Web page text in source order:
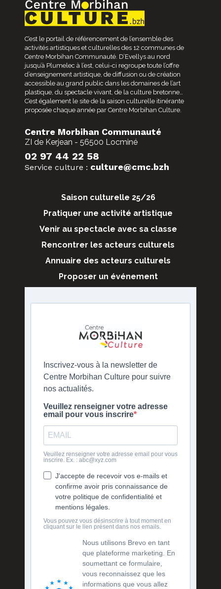
C’est le portail de référencement de l’ensemble des
activités artistiques et culturelles des 12 communes de
Centre Morbihan Communauté. D’Evellys au nord
jusqu’à Plumelec à l’est, celui-ci regroupe toute l’offre
d’enseignement artistique, de diffusion ou de création
accessible au grand public dans les domaines de l’art
plastique, du spectacle vivant, de la culture bretonne…
C’est également le site de la saison culturelle itinérante
proposée chaque année par Centre Morbihan Culture.
Centre Morbihan Communauté
ZI de Kerjean - 56500 Locminé
02 97 44 22 58
Service culture : culture@cmc.bzh
Saison culturelle 25/26
Pratiquer une activité artistique
Venir au spectacle avec sa classe
Rencontrer les acteurs culturels
Annuaire des acteurs culturels
Proposer un événement
Inscrivez-vous à la newsletter de
Centre Morbihan Culture pour suivre
nos actualités.
Veuillez renseigner votre adresse
email pour vous inscrire
Veuillez renseigner votre adresse email pour vous
inscrire. Ex. : abc@xyz.com
J'accepte de recevoir vos e-mails et
confirme avoir pris connaissance de
votre politique de confidentialité et
mentions légales.
Vous pouvez vous désinscrire à tout moment en
cliquant sur le lien présent dans nos emails.
Nous utilisons Brevo en tant
que plateforme marketing. En
soumettant ce formulaire,
vous reconnaissez que les
informations que vous allez